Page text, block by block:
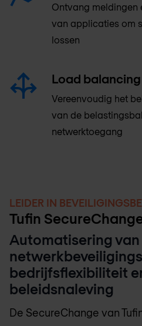
Ontvang meldingen
van applicaties om
lossen
Load balancing
Vereenvoudig het
van de
netwerktoegang
LEIDER IN
Tufin
Automatisering van
bedrijfsflexibiliteit
beleidsnaleving
De SecureChange van